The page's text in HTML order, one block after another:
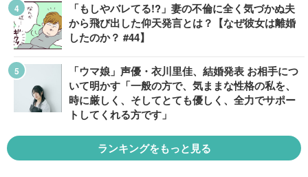
「もしやバレてる!?」妻の不倫に全く気づかぬ夫
から飛び出した仰天発言とは？【なぜ彼女は離婚
したのか？ #44】
「ウマ娘」声優・衣川里佳、結婚発表 お相手につ
いて明かす「一般の方で、気ままな性格の私を、
時に厳しく、そしてとても優しく、全力でサポー
トしてくれる方です」
ランキングをもっと見る